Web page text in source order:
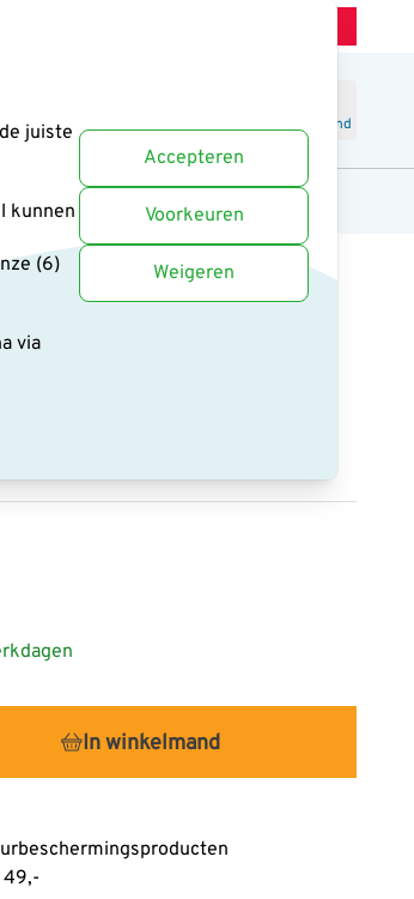
juiste
kunnen
(6)
via
Accepteren
Voorkeuren
Weigeren
Winkelmand
en boeken Uitgelicht
statief Kluut
In winkelmand
49,-